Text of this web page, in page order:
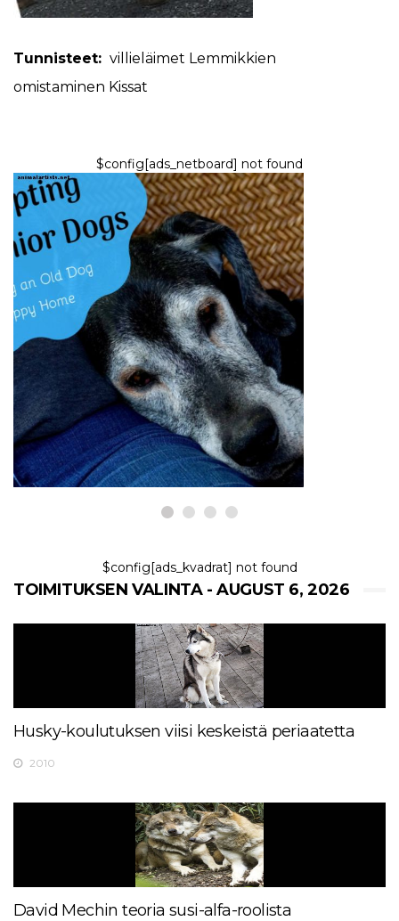
Tunnisteet: villieläimet Lemmikkien
omistaminen Kissat
$config[ads_netboard] not found
KOIRAT
Vanhempi koiran pelastus:
Vanhemman koiran
adoptiohyödyt
6,2026
$config[ads_kvadrat] not found
TOIMITUKSEN VALINTA - AUGUST 6, 2026
Husky-koulutuksen viisi keskeistä periaatetta
2010
David Mechin teoria susi-alfa-roolista